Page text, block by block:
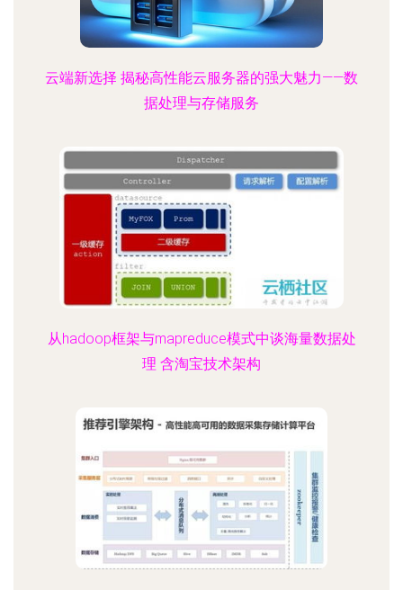
云端新选择 揭秘高性能云服务器的强大魅力——数
据处理与存储服务
从hadoop框架与mapreduce模式中谈海量数据处
理 含淘宝技术架构